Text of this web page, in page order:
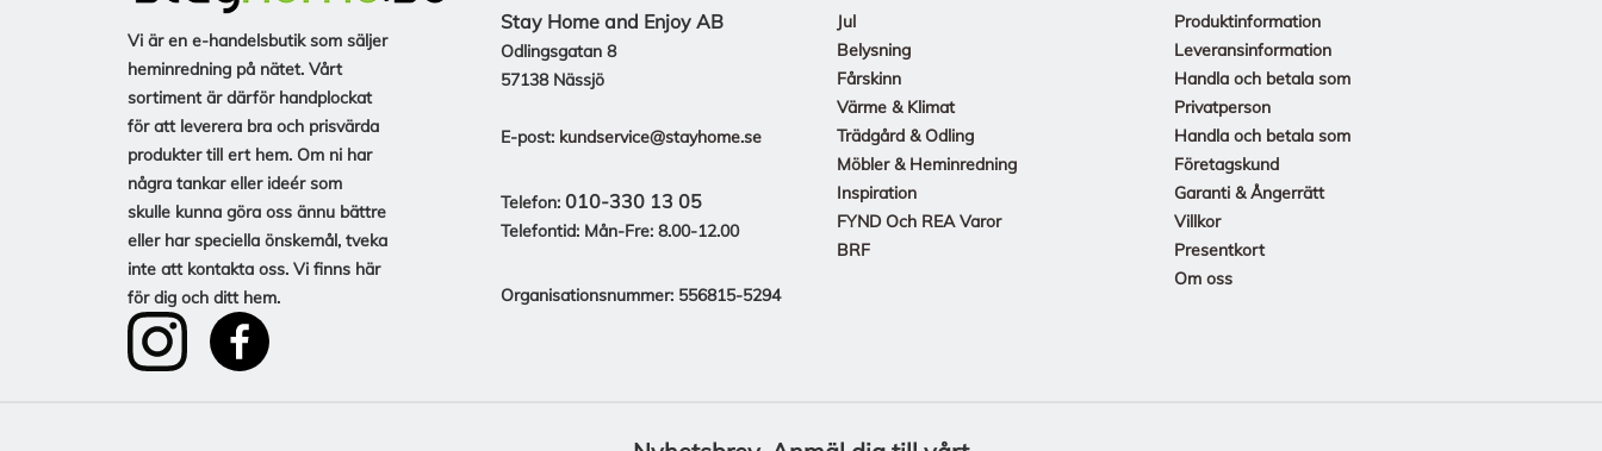
Vi är en e-handelsbutik som säljer
heminredning på nätet. Vårt
sortiment är därför handplockat
för att leverera bra och prisvärda
produkter till ert hem. Om ni har
några tankar eller ideér som
skulle kunna göra oss ännu bättre
eller har speciella önskemål, tveka
inte att kontakta oss. Vi finns här
för dig och ditt hem.
Stay Home and Enjoy AB
Odlingsgatan 8
57138 Nässjö
E-post: kundservice@stayhome.se
Telefon: 010-330 13 05
Telefontid: Mån-Fre: 8.00-12.00
Organisationsnummer: 556815-5294
Jul
Belysning
Fårskinn
Värme & Klimat
Trädgård & Odling
Möbler & Heminredning
Inspiration
FYND Och REA Varor
BRF
Produktinformation
Leveransinformation
Handla och betala som
Privatperson
Handla och betala som
Företagskund
Garanti & Ångerrätt
Villkor
Presentkort
Om oss